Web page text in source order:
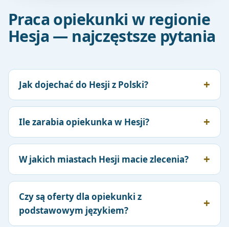
Praca opiekunki w regionie
Hesja — najczęstsze pytania
Jak dojechać do Hesji z Polski?
Ile zarabia opiekunka w Hesji?
W jakich miastach Hesji macie zlecenia?
Czy są oferty dla opiekunki z
podstawowym językiem?